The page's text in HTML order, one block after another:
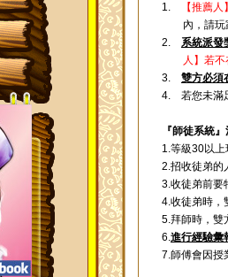
1.
【推薦人
內，請
2.
系統派發
人】若
3.
雙方必須
4.
若您未滿
『師徒系統
1.等級30以
2.招收徒弟的
3.收徒弟前要
4.收徒弟時，
5.拜師時，雙
6.進行經驗彙
7.師傅會因授